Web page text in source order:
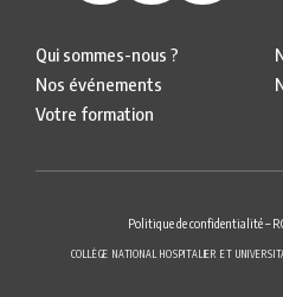
Qui sommes-nous ?
Nos événements
Votre formation
Politique de confidentialité –
COLLÈGE NATIONAL HOSPITALIER ET